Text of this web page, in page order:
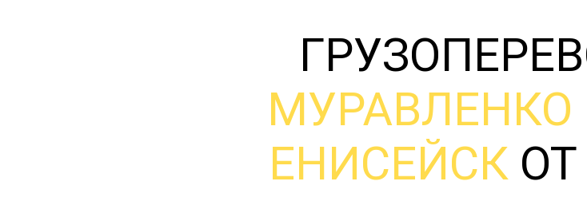
МУРАВЛЕНКО
ЕНИСЕЙСК ОТ